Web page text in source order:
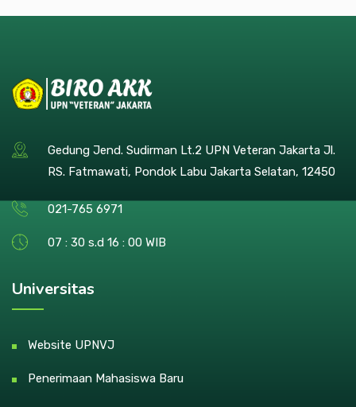
Gedung Jend. Sudirman Lt.2 UPN Veteran Jakarta Jl.
RS. Fatmawati, Pondok Labu Jakarta Selatan, 12450
021-765 6971
07 : 30 s.d 16 : 00 WIB
Universitas
Website UPNVJ
Penerimaan Mahasiswa Baru